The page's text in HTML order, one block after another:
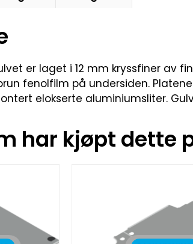
er laget i 12 mm kryssfiner av
fenolfilm på undersiden.
elokserte aluminiumsliter.
har kjøpt dette